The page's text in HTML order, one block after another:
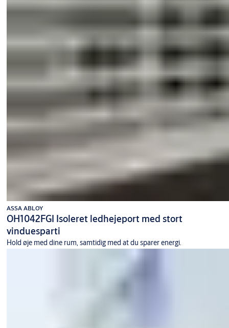
ASSA ABLOY
OH1042FGI Isoleret ledhejeport med stort
vinduesparti
Hold øje med dine rum, samtidig med at du sparer energi.